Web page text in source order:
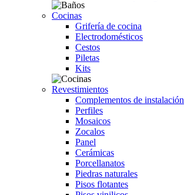
Cocinas
Grifería de cocina
Electrodomésticos
Cestos
Piletas
Kits
Revestimientos
Complementos de instalación
Perfiles
Mosaicos
Zocalos
Panel
Cerámicas
Porcellanatos
Piedras naturales
Pisos flotantes